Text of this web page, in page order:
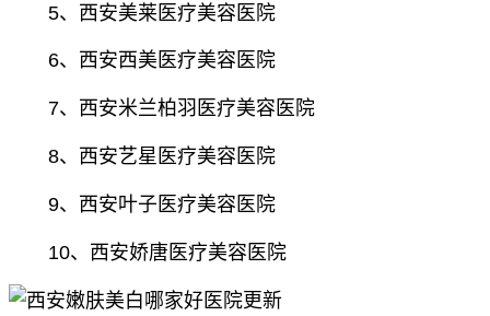
5、西安美莱医疗美容医院
6、西安西美医疗美容医院
7、西安米兰柏羽医疗美容医院
8、西安艺星医疗美容医院
9、西安叶子医疗美容医院
10、西安娇唐医疗美容医院